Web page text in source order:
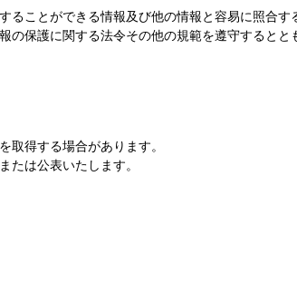
ことができる情報及び他の情報と容易に照合す
保護に関する法令その他の規範を遵守するとと
取得する場合があります。
たは公表いたします。